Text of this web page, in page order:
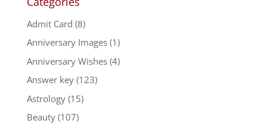
Admit Card (8)
Anniversary Images(1)
Anniversary Wishes(4)
Answer key(123)
Astrology(15)
Beauty(107)